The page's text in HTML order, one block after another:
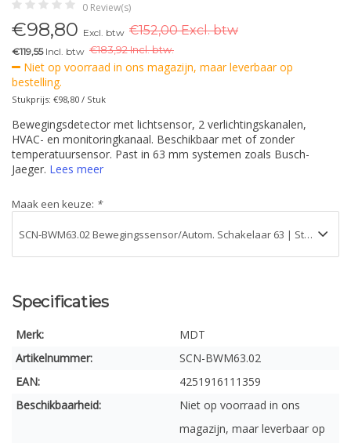
0 Review(s)
€98,80 Excl. btw €152,00 Excl. btw
€119,55Incl. btw €183,92 Incl. btw.
Niet op voorraad in ons magazijn, maar leverbaar op
bestelling.
Stukprijs: €98,80 / Stuk
Bewegingsdetector met lichtsensor, 2 verlichtingskanalen,
HVAC- en monitoringkanaal. Beschikbaar met of zonder
temperatuursensor. Past in 63 mm systemen zoals Busch-
Jaeger. Lees meer
Maak een keuze: *
Specificaties
Merk:
MDT
Artikelnummer:
SCN-BWM63.02
EAN:
4251916111359
Beschikbaarheid:
Niet op voorraad in ons
magazijn, maar leverbaar op